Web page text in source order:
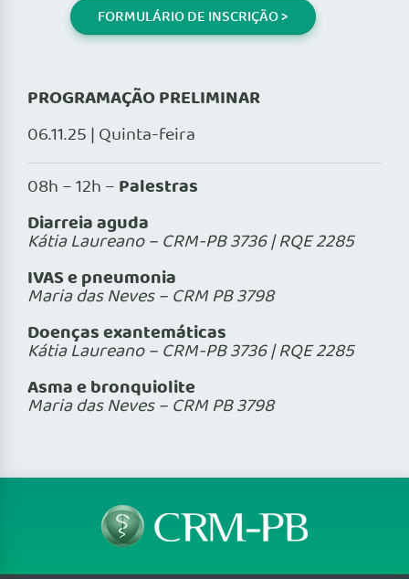
FORMULÁRIO DE INSCRIÇÃO >
PROGRAMAÇÃO PRELIMINAR
06.11.25 | Quinta-feira
08h – 12h – Palestras
Diarreia aguda
Kátia Laureano – CRM-PB 3736 | RQE 2285
IVAS e pneumonia
Maria das Neves – CRM PB 3798
Doenças exantemáticas
Kátia Laureano – CRM-PB 3736 | RQE 2285
Asma e bronquiolite
Maria das Neves – CRM PB 3798